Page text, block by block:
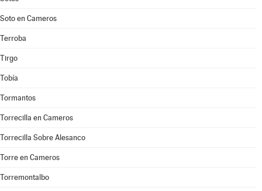
Soto en Cameros
Terroba
Tirgo
Tobía
Tormantos
Torrecilla en Cameros
Torrecilla Sobre Alesanco
Torre en Cameros
Torremontalbo